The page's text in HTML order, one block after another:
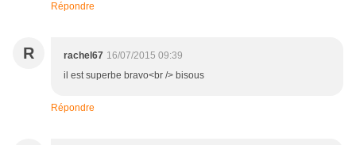
Répondre
R rachel67 16/07/2015 09:39
il est superbe bravo<br /> bisous
Répondre